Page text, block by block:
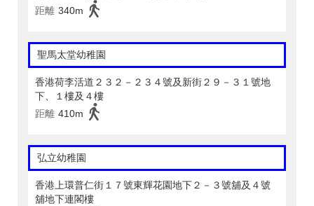
距離 340m
聖馬太堂幼稚園
香港荷李活道２３２－２３４號及新街２９－３１號地
下、１樓及４樓
距離 410m
弘立幼稚園
香港上環普仁街１７號東輝花園地下２－３號舖及４號
舖地下連閣樓